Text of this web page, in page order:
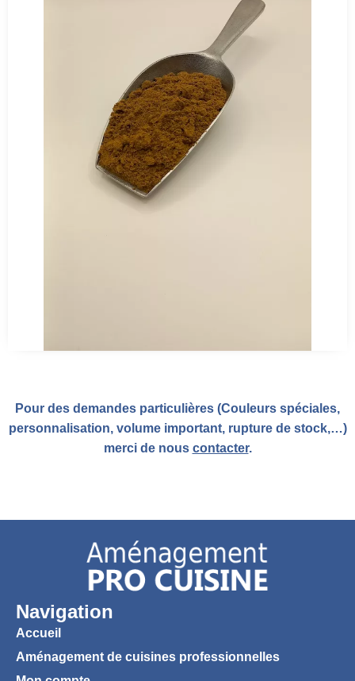
Pour des demandes particulières (Couleurs spéciales,
personnalisation, volume important, rupture de stock,…)
merci de nous contacter.
Navigation
Accueil
Aménagement de cuisines professionnelles